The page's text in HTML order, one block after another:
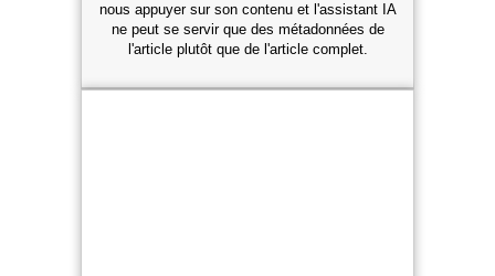
nous appuyer sur son contenu et l'assistant IA
ne peut se servir que des métadonnées de
l'article plutôt que de l'article complet.